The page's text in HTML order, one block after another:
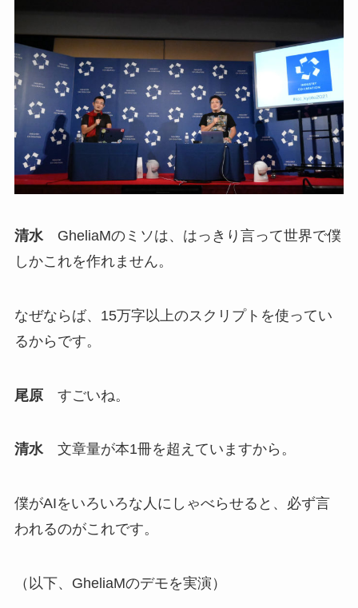
清水GheliaMのミソは、はっきり言って世界で僕
しかこれを作れません。
なぜならば、15万字以上のスクリプトを使ってい
るからです。
尾原すごいね。
清水文章量が本1冊を超えていますから。
僕がAIをいろいろな人にしゃべらせると、必ず言
われるのがこれです。
（以下、GheliaMのデモを実演）